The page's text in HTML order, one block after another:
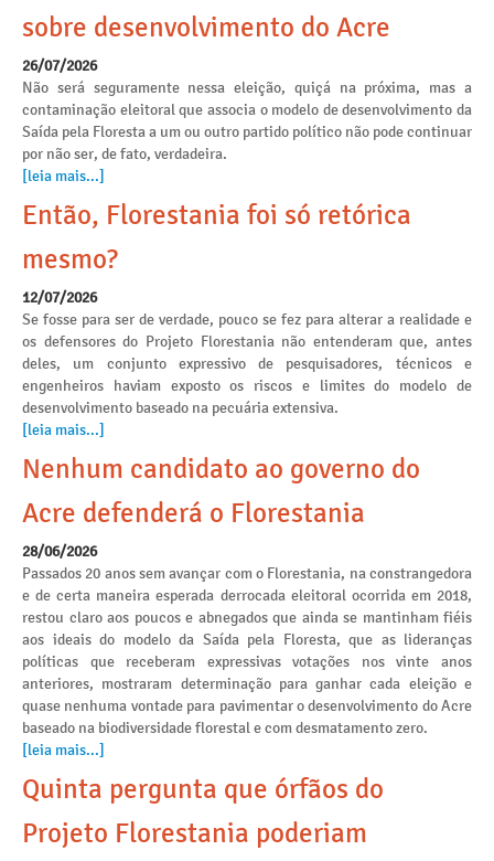
sobre desenvolvimento do Acre
26/07/2026
Não será seguramente nessa eleição, quiçá na próxima, mas a
contaminação eleitoral que associa o modelo de desenvolvimento da
Saída pela Floresta a um ou outro partido político não pode continuar
por não ser, de fato, verdadeira.
[leia mais...]
Então, Florestania foi só retórica
mesmo?
12/07/2026
Se fosse para ser de verdade, pouco se fez para alterar a realidade e
os defensores do Projeto Florestania não entenderam que, antes
deles, um conjunto expressivo de pesquisadores, técnicos e
engenheiros haviam exposto os riscos e limites do modelo de
desenvolvimento baseado na pecuária extensiva.
[leia mais...]
Nenhum candidato ao governo do
Acre defenderá o Florestania
28/06/2026
Passados 20 anos sem avançar com o Florestania, na constrangedora
e de certa maneira esperada derrocada eleitoral ocorrida em 2018,
restou claro aos poucos e abnegados que ainda se mantinham fiéis
aos ideais do modelo da Saída pela Floresta, que as lideranças
políticas que receberam expressivas votações nos vinte anos
anteriores, mostraram determinação para ganhar cada eleição e
quase nenhuma vontade para pavimentar o desenvolvimento do Acre
baseado na biodiversidade florestal e com desmatamento zero.
[leia mais...]
Quinta pergunta que órfãos do
Projeto Florestania poderiam